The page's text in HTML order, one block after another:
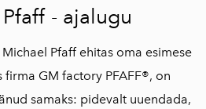
- ajalugu
Pfaff ehitas oma esimese
GM factory PFAFF®, on
samaks: pidevalt uuendada,